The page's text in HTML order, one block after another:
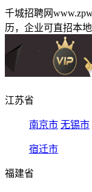
千城招聘网
历，企业可直招本
江苏省
南京市 无锡市
宿迁市
福建省